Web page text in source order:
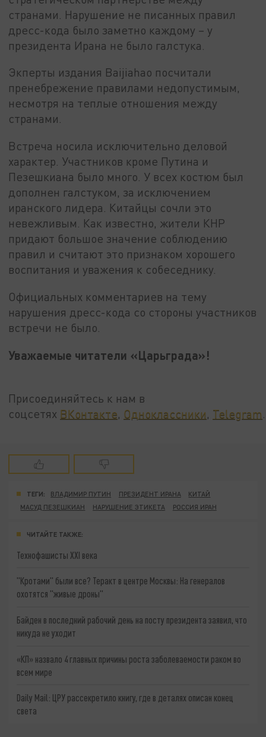
странами. Нарушение не писанных правил
дресс-кода было заметно каждому – у
президента Ирана не было галстука.
Экперты издания Baijiahao посчитали
пренебрежение правилами недопустимым,
несмотря на теплые отношения между
странами.
Встреча носила исключительно деловой
характер. Участников кроме Путина и
Пезешкиана было много. У всех костюм был
дополнен галстуком, за исключением
иранского лидера. Китайцы сочли это
невежливым. Как известно, жители КНР
придают большое значение соблюдению
правил и считают это признаком хорошего
воспитания и уважения к собеседнику.
Официальных комментариев на тему
нарушения дресс-кода со стороны участников
встречи не было.
Уважаемые читатели «Царьграда»!
Присоединяйтесь к нам в
соцсетях ВКонтакте, Одноклассники, Telegram
ТЕГИ: ВЛАДИМИР ПУТИН ПРЕЗИДЕНТ ИРАНА
КИТАЙ
МАСУД ПЕЗЕШКИАН
НАРУШЕНИЕ ЭТИКЕТА РОССИЯ ИРАН
ЧИТАЙТЕ ТАКЖЕ:
Технофашисты XXI века
"Кротами" были все? Теракт в центре Москвы: На генералов
охотятся "живые дроны"
Байден в последний рабочий день на посту президента заявил, что
никуда не уходит
«КП» назвало 4 главных причины роста заболеваемости раком во
всем мире
Daily Mail: ЦРУ рассекретило книгу, где в деталях описан конец
света